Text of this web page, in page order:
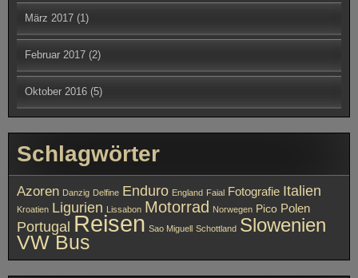
März 2017 (1)
Februar 2017 (2)
Oktober 2016 (5)
Schlagwörter
Azoren Danzig Delfine Enduro England Faial Fotografie Italien
Kroatien Ligurien Lissabon Motorrad Norwegen Pico Polen
Portugal Reisen Sao Miguell Schottland Slowenien
VW Bus